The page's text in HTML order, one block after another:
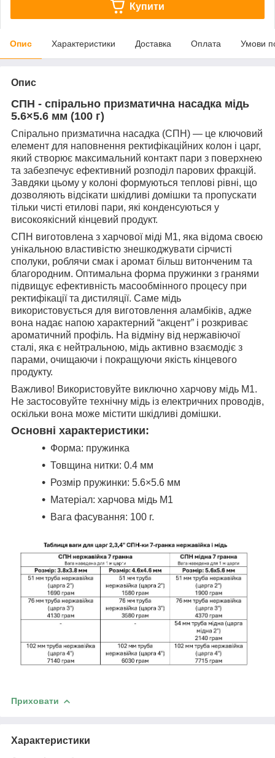
Купити
Опис Характеристики Доставка Оплата Умови
Опис
СПН - спірально призматична насадка мідь
5.6×5.6 мм (100 г)
Спірально призматична насадка (СПН) — це ключовий
елемент для наповнення ректифікаційних колон і царг,
який створює максимальний контакт пари з поверхнею
та забезпечує ефективний розподіл парових фракцій.
Завдяки цьому у колоні формуються теплові рівні, що
дозволяють відсікати шкідливі домішки та пропускати
тільки чисті етилові пари, які конденсуються у
високоякісний кінцевий продукт.
СПН виготовлена з харчової міді М1, яка відома своєю
унікальною властивістю знешкоджувати сірчисті
сполуки, роблячи смак і аромат більш витонченим та
благородним. Оптимальна форма пружинки з гранями
підвищує ефективність масообмінного процесу при
ректифікації та дистиляції. Саме мідь
використовується для виготовлення аламбіків, адже
вона надає напою характерний “акцент” і розкриває
ароматичний профіль. На відміну від нержавіючої
сталі, яка є нейтральною, мідь активно взаємодіє з
парами, очищаючи і покращуючи якість кінцевого
продукту.
Важливо! Використовуйте виключно харчову мідь М1.
Не застосовуйте технічну мідь із електричних проводів,
оскільки вона може містити шкідливі домішки.
Основні характеристики:
Форма: пружинка
Товщина нитки: 0.4 мм
Розмір пружинки: 5.6×5.6 мм
Матеріал: харчова мідь М1
Вага фасування: 100 г.
Приховати
Характеристики